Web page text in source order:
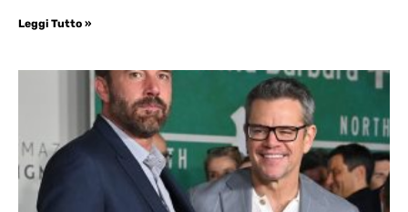
Leggi Tutto »